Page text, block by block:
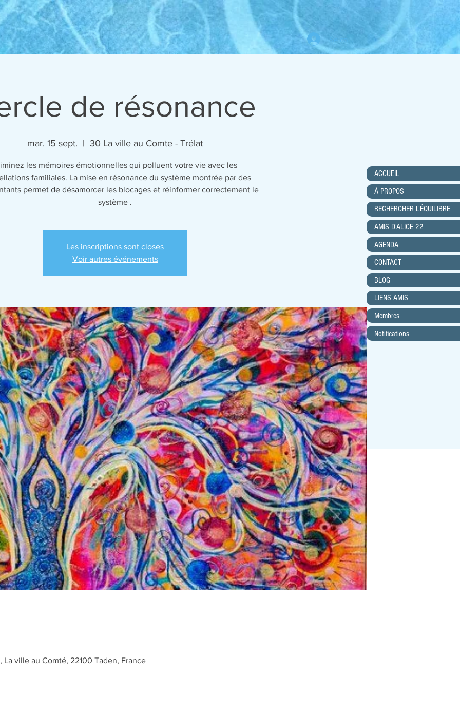
Se connecter
de résonance
mar. 15 sept.
  |
30 La ville au Comte - Trélat
les mémoires émotionnelles qui polluent votre vie avec les
familiales. La mise en résonance du système montrée par des
permet de désamorcer les blocages et réinformer correctement le
Les inscriptions sont closes
Voir autres événements
ville au Comté, 22100 Taden, France
ACCUEIL
À PROPOS
RECHERCHER L'ÉQUILIBRE
AMIS D'ALICE 22
AGENDA
CONTACT
BLOG
LIENS AMIS
Membres
Notifications